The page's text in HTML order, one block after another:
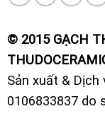
© 2015 GẠCH
Sản xuất &
0106833837 do